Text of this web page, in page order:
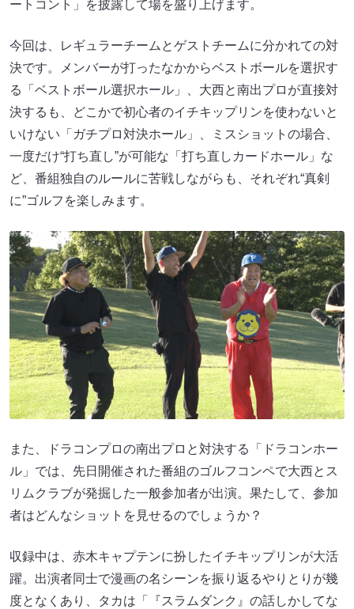
ートコント」を披露して場を盛り上げます。
今回は、レギュラーチームとゲストチームに分かれての対
決です。メンバーが打ったなかからベストボールを選択す
る「ベストボール選択ホール」、大西と南出プロが直接対
決するも、どこかで初心者のイチキップリンを使わないと
いけない「ガチプロ対決ホール」、ミスショットの場合、
一度だけ“打ち直し”が可能な「打ち直しカードホール」な
ど、番組独自のルールに苦戦しながらも、それぞれ“真剣
に”ゴルフを楽しみます。
また、ドラコンプロの南出プロと対決する「ドラコンホー
ル」では、先日開催された番組のゴルフコンペで大西とス
リムクラブが発掘した一般参加者が出演。果たして、参加
者はどんなショットを見せるのでしょうか？
収録中は、赤木キャプテンに扮したイチキップリンが大活
躍。出演者同士で漫画の名シーンを振り返るやりとりが幾
度となくあり、タカは「『スラムダンク』の話しかしてな